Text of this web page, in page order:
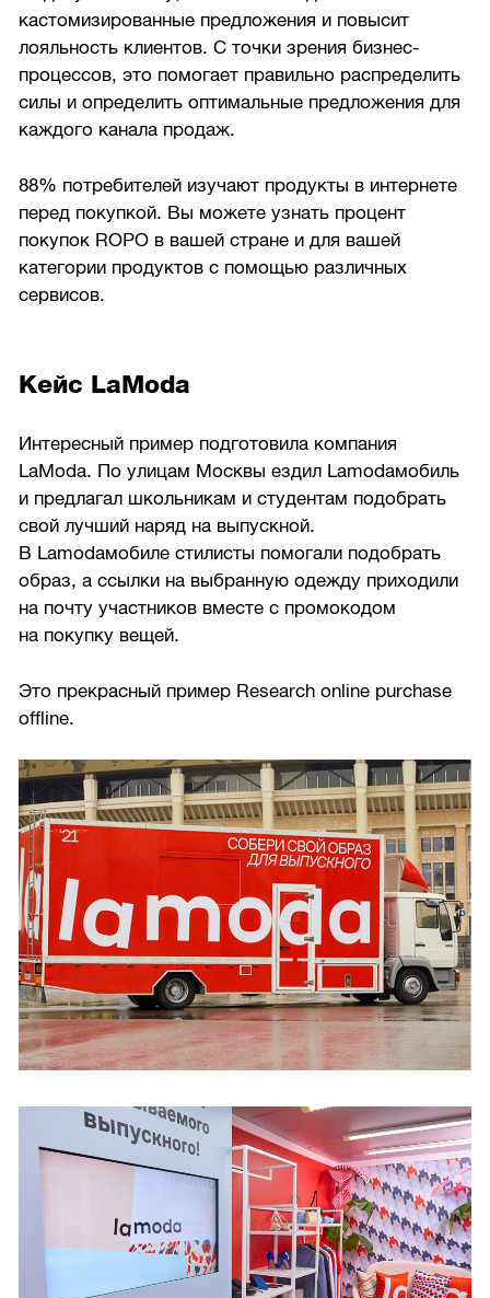
кастомизированные предложения и повысит
лояльность клиентов. С точки зрения бизнес-
процессов, это помогает правильно распределить
силы и определить оптимальные предложения для
каждого канала продаж.
88% потребителей изучают продукты в интернете
перед покупкой. Вы можете узнать процент
покупок ROPO в вашей стране и для вашей
категории продуктов с помощью различных
сервисов.
Кейс LaModa
Интересный пример подготовила компания
LaModa. По улицам Москвы ездил Lamodaмобиль
и предлагал школьникам и студентам подобрать
свой лучший наряд на выпускной.
В Lamodaмобиле стилисты помогали подобрать
образ, а ссылки на выбранную одежду приходили
на почту участников вместе с промокодом
на покупку вещей.
Это прекрасный пример Research online purchase
offline.